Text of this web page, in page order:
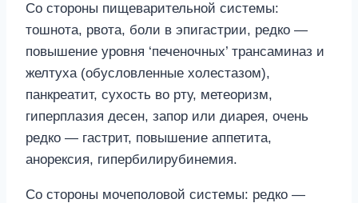
Со стороны пищеварительной системы:
тошнота, рвота, боли в эпигастрии, редко —
повышение уровня ‘печеночных’ трансаминаз и
желтуха (обусловленные холестазом),
панкреатит, сухость во рту, метеоризм,
гиперплазия десен, запор или диарея, очень
редко — гастрит, повышение аппетита,
анорексия, гипербилирубинемия.
Со стороны мочеполовой системы: редко —